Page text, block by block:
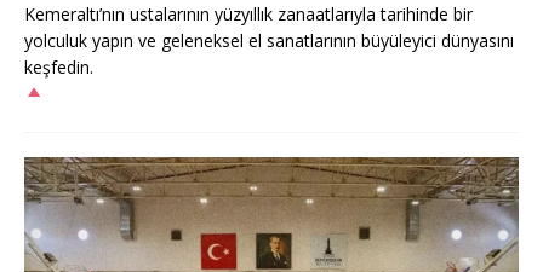
Kemeraltı’nın ustalarının yüzyıllık zanaatlarıyla tarihinde bir
yolculuk yapın ve geleneksel el sanatlarının büyüleyici dünyasını
keşfedin.